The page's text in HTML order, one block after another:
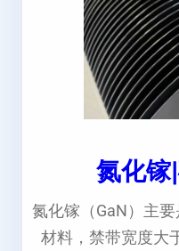
氮化镓
氮化镓（GaN）主
材料，禁带宽度大